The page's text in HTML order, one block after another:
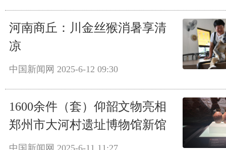
河南商丘：川金丝猴消暑享清
凉
中国新闻网 2025-6-12 09:30
1600余件（套）仰韶文物亮相
郑州市大河村遗址博物馆新馆
中国新闻网 2025-6-11 11:27